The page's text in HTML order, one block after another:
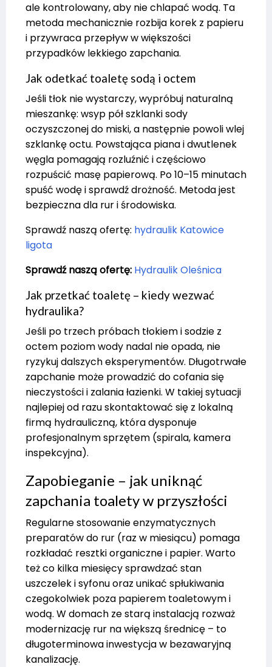
ale kontrolowany, aby nie chlapać wodą. Ta
metoda mechanicznie rozbija korek z papieru
i przywraca przepływ w większości
przypadków lekkiego zapchania.
Jak odetkać toaletę sodą i octem
Jeśli tłok nie wystarczy, wypróbuj naturalną
mieszankę: wsyp pół szklanki sody
oczyszczonej do miski, a następnie powoli wlej
szklankę octu. Powstająca piana i dwutlenek
węgla pomagają rozluźnić i częściowo
rozpuścić masę papierową. Po 10–15 minutach
spuść wodę i sprawdź drożność. Metoda jest
bezpieczna dla rur i środowiska.
Sprawdź naszą ofertę: hydraulik Katowice
ligota
Sprawdź naszą ofertę: Hydraulik Oleśnica
Jak przetkać toaletę – kiedy wezwać
hydraulika?
Jeśli po trzech próbach tłokiem i sodzie z
octem poziom wody nadal nie opada, nie
ryzykuj dalszych eksperymentów. Długotrwałe
zapchanie może prowadzić do cofania się
nieczystości i zalania łazienki. W takiej sytuacji
najlepiej od razu skontaktować się z lokalną
firmą hydrauliczną, która dysponuje
profesjonalnym sprzętem (spirala, kamera
inspekcyjna).
Zapobieganie – jak uniknąć
zapchania toalety w przyszłości
Regularne stosowanie enzymatycznych
preparatów do rur (raz w miesiącu) pomaga
rozkładać resztki organiczne i papier. Warto
też co kilka miesięcy sprawdzać stan
uszczelek i syfonu oraz unikać spłukiwania
czegokolwiek poza papierem toaletowym i
wodą. W domach ze starą instalacją rozważ
modernizację rur na większą średnicę – to
długoterminowa inwestycja w bezawaryjną
kanalizację.